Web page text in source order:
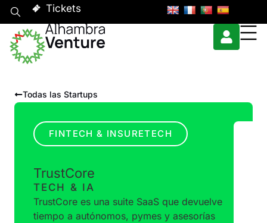
Tickets
Todas las Startups
FINTECH & INSURETECH
TrustCore
TECH & IA
TrustCore es una suite SaaS que devuelve
tiempo a autónomos, pymes y asesorías